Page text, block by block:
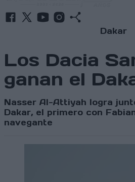
Dakar
Los Dacia
ganan el
Nasser Al-Attiyah logra
Dakar, el primero con
navegante